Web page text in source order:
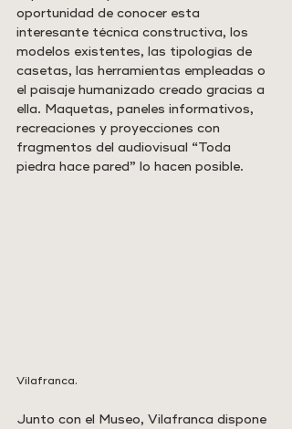
oportunidad de conocer esta
interesante técnica constructiva, los
modelos existentes, las tipologías de
casetas, las herramientas empleadas o
el paisaje humanizado creado gracias a
ella. Maquetas, paneles informativos,
recreaciones y proyecciones con
fragmentos del audiovisual “Toda
piedra hace pared” lo hacen posible.
Vilafranca.
Junto con el Museo, Vilafranca dispone